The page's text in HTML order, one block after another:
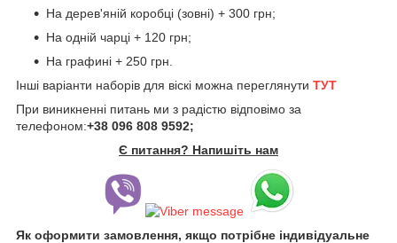
На дерев'яній коробці (зовні) + 300 грн;
На одній чарці + 120 грн;
На графині + 250 грн.
Інші варіанти наборів для віскі можна переглянути ТУТ
При виникненні питань ми з радістю відповімо за
телефоном:+38 096 808 9592;
Є питання? Напишіть нам
Як оформити замовлення, якщо потрібне індивідуальне